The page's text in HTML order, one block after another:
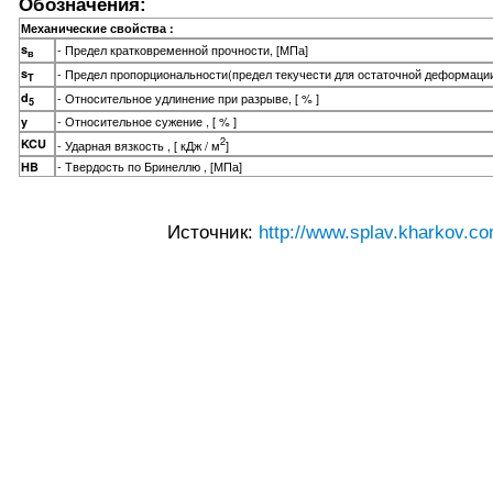
Механические свойства :
sв - Предел кратковременной прочности, [МПа]
sT - Предел пропорциональности(предел текучести для остаточной
d5 - Относительное удлинение при разрыве, [ % ]
y - Относительное сужение , [ % ]
KCU - Ударная вязкость , [ кДж / м2]
HB - Твердость по Бринеллю , [МПа]
Источник: http://